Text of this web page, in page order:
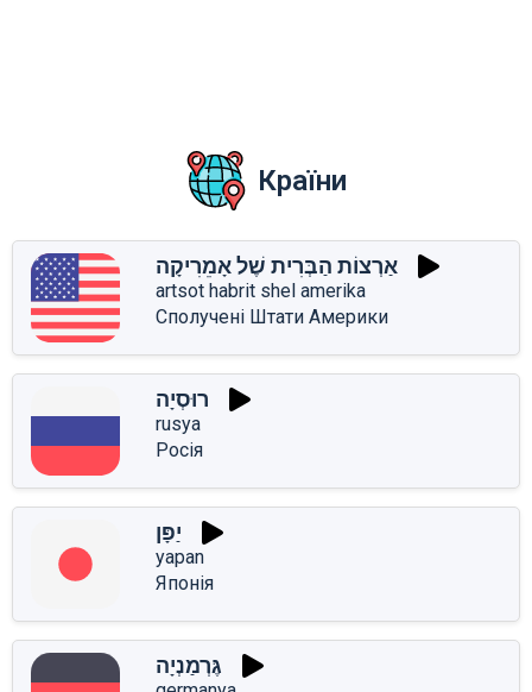
Країни
אַרְצוֹת הַבְּרִית שֶׁל אָמֵרִיקָה
artsot habrit shel amerika
Сполучені Штати Америки
רוּסְיָה
rusya
Росія
יַפָּן
yapan
Японія
גֶּרְמַנְיָה